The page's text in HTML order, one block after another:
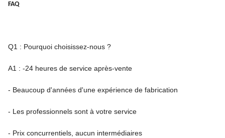
FAQ
Q1 : Pourquoi choisissez-nous ?
A1 : -24 heures de service après-vente
- Beaucoup d'années d'une expérience de fabrication
- Les professionnels sont à votre service
- Prix concurrentiels, aucun intermédiaires